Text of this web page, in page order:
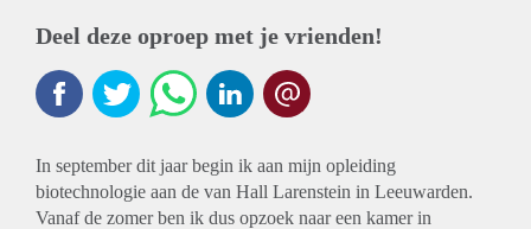
Deel deze oproep met je vrienden!
In september dit jaar begin ik aan mijn opleiding
biotechnologie aan de van Hall Larenstein in Leeuwarden.
Vanaf de zomer ben ik dus opzoek naar een kamer in